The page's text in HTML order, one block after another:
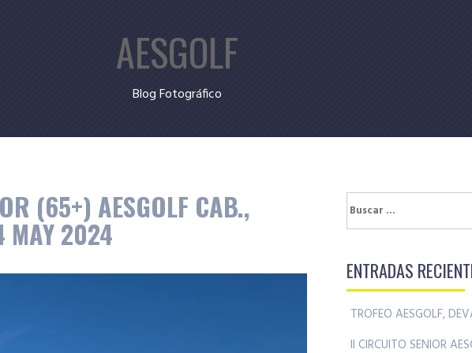
AESGOLF
Blog Fotográfico
(65+) AESGOLF CAB.,
MAY 2024
Buscar:
ENTRADAS
TROFEO AESGOLF,
II CIRCUITO SENIOR